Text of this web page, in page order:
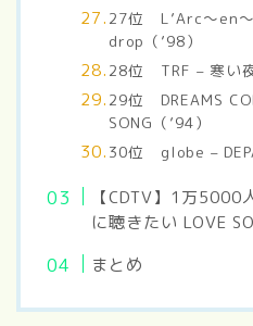
27位 L’Arc～en
drop（’98）
28位 TRF – 寒い夜
29位 DREAMS
SONG（’94）
30位 globe –
【CDTV】1万5000
に聴きたい LOVE
まとめ